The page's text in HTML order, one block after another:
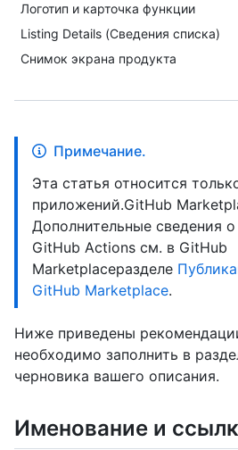
Логотип и карточка функции
Listing Details (Сведения списка)
Снимок экрана продукта
Примечание.
Эта статья относится
приложений.GitHub
Дополнительные сведения
GitHub Actions см. в GitHub
Marketplaceразделе
GitHub Marketplace.
Ниже приведены
необходимо заполнить в
черновика вашего описания.
Именование и